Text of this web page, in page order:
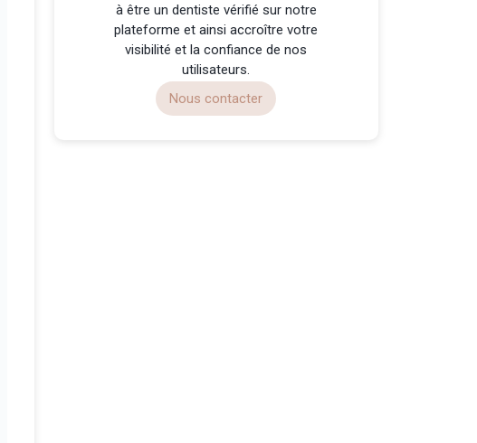
à être un dentiste vérifié sur notre
plateforme et ainsi accroître votre
visibilité et la confiance de nos
utilisateurs.
Nous contacter